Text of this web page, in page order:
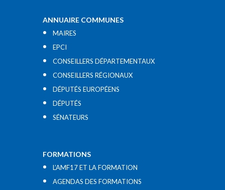
ANNUAIRE COMMUNES
MAIRES
EPCI
CONSEILLERS DÉPARTEMENTAUX
CONSEILLERS RÉGIONAUX
DÉPUTÉS EUROPÉENS
DÉPUTÉS
SÉNATEURS
FORMATIONS
L’AMF17 ET LA FORMATION
AGENDAS DES FORMATIONS